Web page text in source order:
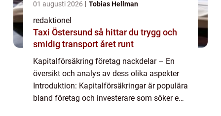
01 augusti 2026 Tobias Hellman
redaktionel
Taxi Östersund så hittar du trygg och
smidig transport året runt
Kapitalförsäkring företag nackdelar – En
översikt och analys av dess olika aspekter
Introduktion: Kapitalförsäkringar är populära
bland företag och investerare som söker en